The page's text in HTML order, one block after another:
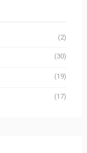
(2)
(30)
(19)
(17)